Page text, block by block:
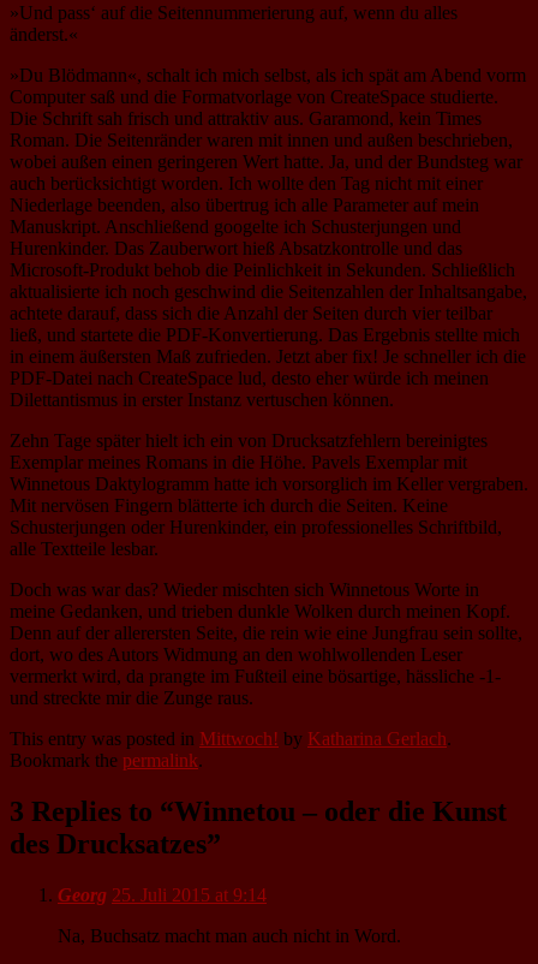
»Und pass‘ auf die Seitennummerierung auf, wenn du alles
änderst.«
»Du Blödmann«, schalt ich mich selbst, als ich spät am Abend vorm
Computer saß und die Formatvorlage von CreateSpace studierte.
Die Schrift sah frisch und attraktiv aus. Garamond, kein Times
Roman. Die Seitenränder waren mit innen und außen beschrieben,
wobei außen einen geringeren Wert hatte. Ja, und der Bundsteg war
auch berücksichtigt worden. Ich wollte den Tag nicht mit einer
Niederlage beenden, also übertrug ich alle Parameter auf mein
Manuskript. Anschließend googelte ich Schusterjungen und
Hurenkinder. Das Zauberwort hieß Absatzkontrolle und das
Microsoft-Produkt behob die Peinlichkeit in Sekunden. Schließlich
aktualisierte ich noch geschwind die Seitenzahlen der Inhaltsangabe,
achtete darauf, dass sich die Anzahl der Seiten durch vier teilbar
ließ, und startete die PDF-Konvertierung. Das Ergebnis stellte mich
in einem äußersten Maß zufrieden. Jetzt aber fix! Je schneller ich die
PDF-Datei nach CreateSpace lud, desto eher würde ich meinen
Dilettantismus in erster Instanz vertuschen können.
Zehn Tage später hielt ich ein von Drucksatzfehlern bereinigtes
Exemplar meines Romans in die Höhe. Pavels Exemplar mit
Winnetous Daktylogramm hatte ich vorsorglich im Keller vergraben.
Mit nervösen Fingern blätterte ich durch die Seiten. Keine
Schusterjungen oder Hurenkinder, ein professionelles Schriftbild,
alle Textteile lesbar.
Doch was war das? Wieder mischten sich Winnetous Worte in
meine Gedanken, und trieben dunkle Wolken durch meinen Kopf.
Denn auf der allerersten Seite, die rein wie eine Jungfrau sein sollte,
dort, wo des Autors Widmung an den wohlwollenden Leser
vermerkt wird, da prangte im Fußteil eine bösartige, hässliche -1-
und streckte mir die Zunge raus.
This entry was posted in Mittwoch! by Katharina Gerlach.
Bookmark the permalink.
3 Replies to “Winnetou – oder die Kunst
des Drucksatzes”
Georg 25. Juli 2015 at 9:14
Na, Buchsatz macht man auch nicht in Word.